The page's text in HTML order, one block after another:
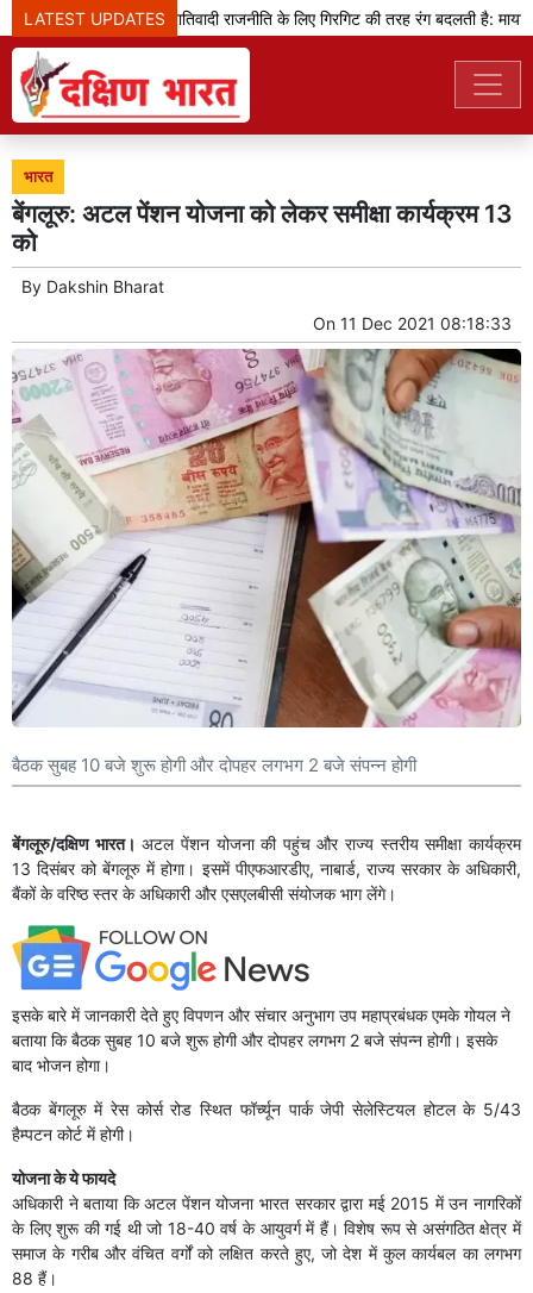
LATEST UPDATES
सपा अपनी संकीर्ण जातिवादी राजनीति के लिए गिरगिट की तरह रंग बदलती है: मायावती
भारत
बेंगलूरु: अटल पेंशन योजना को लेकर समीक्षा कार्यक्रम 13
को
By Dakshin Bharat
On 11 Dec 2021 08:18:33
बैठक सुबह 10 बजे शुरू होगी और दोपहर लगभग 2 बजे संपन्न होगी
बेंगलूरु/दक्षिण भारत। अटल पेंशन योजना की पहुंच और राज्य स्तरीय समीक्षा कार्यक्रम
13 दिसंबर को बेंगलूरु में होगा। इसमें पीएफआरडीए, नाबार्ड, राज्य सरकार के अधिकारी,
बैंकों के वरिष्ठ स्तर के अधिकारी और एसएलबीसी संयोजक भाग लेंगे।
इसके बारे में जानकारी देते हुए विपणन और संचार अनुभाग उप महाप्रबंधक एमके गोयल ने
बताया कि बैठक सुबह 10 बजे शुरू होगी और दोपहर लगभग 2 बजे संपन्न होगी। इसके
बाद भोजन होगा।
बैठक बेंगलूरु में रेस कोर्स रोड स्थित फॉर्च्यून पार्क जेपी सेलेस्टियल होटल के 5/43
हैम्पटन कोर्ट में होगी।
योजना के ये फायदे
अधिकारी ने बताया कि अटल पेंशन योजना भारत सरकार द्वारा मई 2015 में उन नागरिकों
के लिए शुरू की गई थी जो 18-40 वर्ष के आयुवर्ग में हैं। विशेष रूप से असंगठित क्षेत्र में
समाज के गरीब और वंचित वर्गों को लक्षित करते हुए, जो देश में कुल कार्यबल का लगभग
88 हैं।